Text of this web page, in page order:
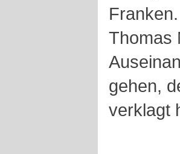
Thomas
gehen,
verklagt